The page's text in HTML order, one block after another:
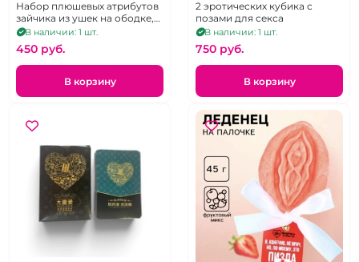
Набор плюшевых атрибутов
зайчика из ушек на ободке,
хвостика и галстука-
бабочки, унисекс
В наличии: 1 шт.
450 pуб.
В корзину
2 эротических кубика с
позами для секса
В наличии: 1 шт.
750 pуб.
В корзину